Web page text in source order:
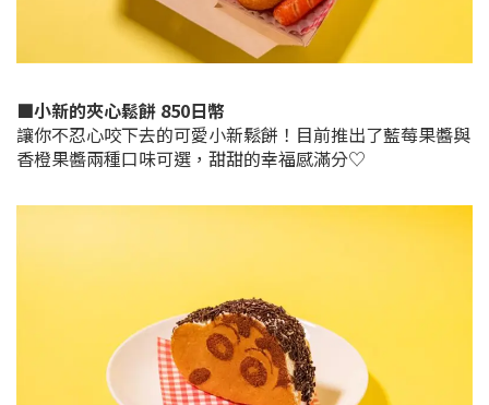
■小新的夾心鬆餅 850日幣
讓你不忍心咬下去的可愛小新鬆餅！目前推出了藍莓果醬與
香橙果醬兩種口味可選，甜甜的幸福感滿分♡